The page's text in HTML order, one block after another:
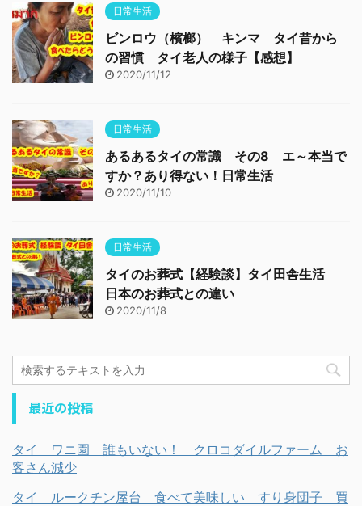
日常生活
ビンロウ（檳榔） キンマ タイ昔から
の習慣 タイ老人の様子【感想】
2020/11/12
日常生活
あるあるタイの常識 その8 エ～本当で
すか？あり得ない！日常生活
2020/11/10
日常生活
タイのお葬式【経験談】タイ田舎生活
日本のお葬式との違い
2020/11/8
最近の投稿
タイ ワニ園 誰もいない！ クロコダイルファーム お
客さん減少
タイ ルークチン屋台 食べて美味しい すり身団子 買